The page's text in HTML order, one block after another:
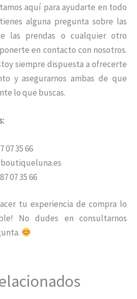
aquí para ayudarte en todo
alguna pregunta sobre las
las prendas o cualquier otro
en contacto con nosotros.
siempre dispuesta a ofrecerte
y asegurarnos ambas de que
lo que buscas.
07 35 66
07 35 66
tu experiencia de compra lo
No dudes en consultarnos